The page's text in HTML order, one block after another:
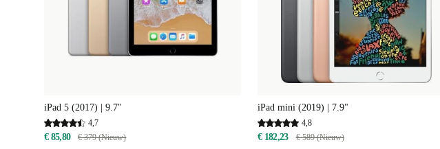
iPad 5 (2017) | 9.7"
4,7
€ 85,80 € 379 (Nieuw)
iPad mini (2019) | 7.9"
4,8
€ 182,23 € 589 (Nieuw)